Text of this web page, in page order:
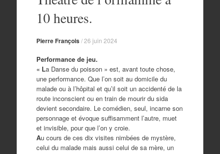
10 heures.
Pierre François/26 juin 2024
Performance de jeu.
« La Danse du poisson » est, avant toute chose,
une performance. Que l’on soit au domicile du
malade ou à l’hôpital et qu’il soit un accidenté de la
route inconscient ou en train de mourir du sida
devient secondaire. Le comédien, seul, incarne son
personnage et évoque suffisamment l’autre, muet
et invisible, pour que l’on y croie.
Au cours de ces dix visites nimbées de mystère,
celui du malade mais aussi celui de sa mère, un